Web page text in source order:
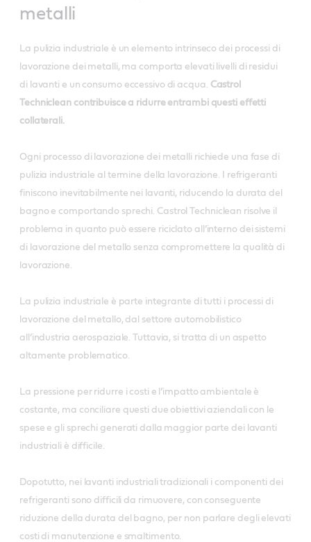
metalli
La pulizia industriale è un elemento intrinseco dei processi di
lavorazione dei metalli, ma comporta elevati livelli di residui
di lavanti e un consumo eccessivo di acqua. Castrol
Techniclean contribuisce a ridurre entrambi questi effetti
collaterali.
Ogni processo di lavorazione dei metalli richiede una fase di
pulizia industriale al termine della lavorazione. I refrigeranti
finiscono inevitabilmente nei lavanti, riducendo la durata del
bagno e comportando sprechi. Castrol Techniclean risolve il
problema in quanto può essere riciclato all’interno dei sistemi
di lavorazione del metallo senza compromettere la qualità di
lavorazione.
La pulizia industriale è parte integrante di tutti i processi di
lavorazione del metallo, dal settore automobilistico
all’industria aerospaziale. Tuttavia, si tratta di un aspetto
altamente problematico.
La pressione per ridurre i costi e l’impatto ambientale è
costante, ma conciliare questi due obiettivi aziendali con le
spese e gli sprechi generati dalla maggior parte dei lavanti
industriali è difficile.
Dopotutto, nei lavanti industriali tradizionali i componenti dei
refrigeranti sono difficili da rimuovere, con conseguente
riduzione della durata del bagno, per non parlare degli elevati
costi di manutenzione e smaltimento.